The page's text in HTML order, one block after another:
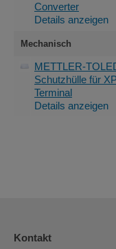
Converter
Details anzeigen
Mechanisch
METTLER-
Schutzhülle für
Terminal
Details anzeigen
Kontakt